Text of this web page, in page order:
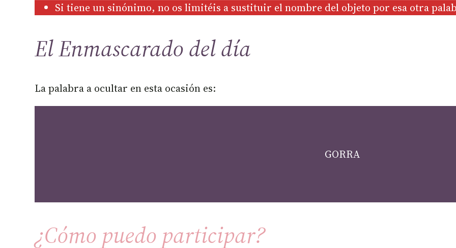
Si tiene un sinónimo, no os limitéis a sustituir el nombre del objeto por esa otra
El Enmascarado del día
La palabra a ocultar en esta ocasión es:
GORRA
¿Cómo puedo participar?